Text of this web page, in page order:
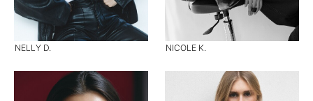
NELLY D. NICOLE K.